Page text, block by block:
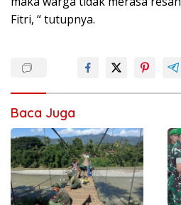
Fitri, “ tutupnya.
Baca Juga